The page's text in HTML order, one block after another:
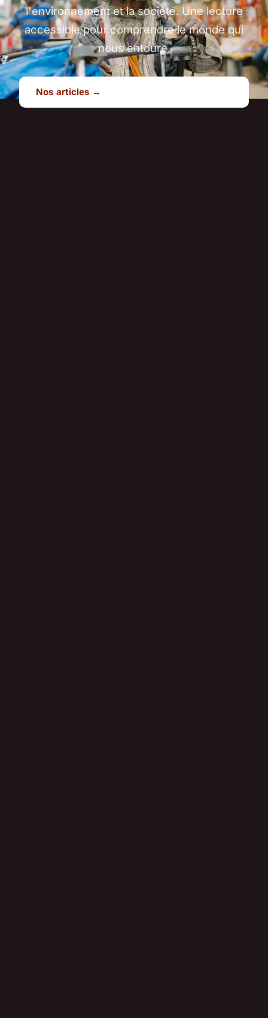
l'environnement et la société. Une lecture
accessible pour comprendre le monde qui
nous entoure.
Nos articles →